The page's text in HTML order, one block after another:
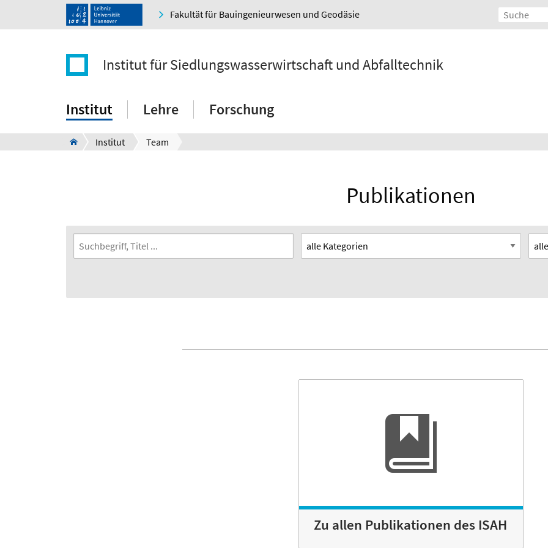
Fakultät für Bauingenieurwesen und Geodäsie
Institut für Siedlungswasserwirtschaft und Abfalltechnik
Institut Lehre Forschung
Institut Team
Publikationen
Zu allen Publikationen des ISAH